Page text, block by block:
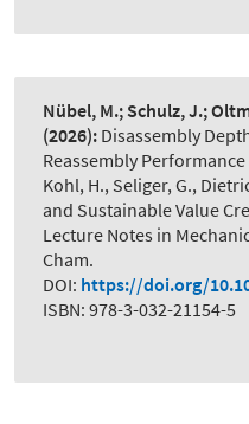
Nübel, M.; Schulz, J.;
(2026): Disassembly
Reassembly
Kohl, H., Seliger, G.,
and Sustainable Value
Lecture Notes in
Cham.
DOI: https://doi.org/
ISBN: 978-3-032-21154-5